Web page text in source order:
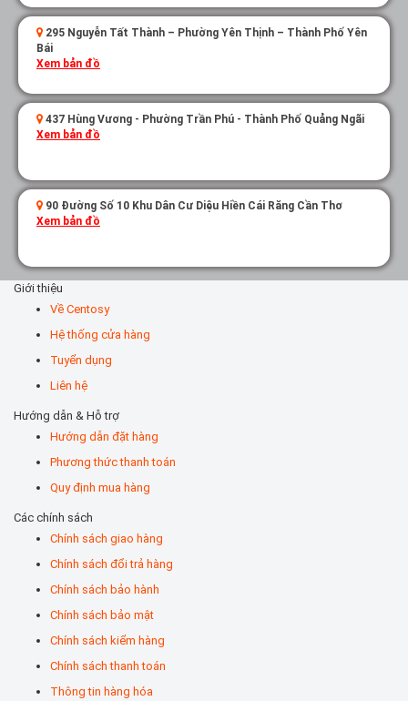
295 Nguyễn Tất Thành – Phường Yên Thịnh – Thành Phố Yên
Bái
Xem bản đồ
437 Hùng Vương - Phường Trần Phú - Thành Phố Quảng Ngãi
Xem bản đồ
90 Đường Số 10 Khu Dân Cư Diệu Hiền Cái Răng Cần Thơ
Xem bản đồ
Giới thiệu
Về Centosy
Hệ thống cửa hàng
Tuyển dụng
Liên hệ
Hướng dẫn & Hỗ trợ
Hướng dẫn đặt hàng
Phương thức thanh toán
Quy định mua hàng
Các chính sách
Chính sách giao hàng
Chính sách đổi trả hàng
Chính sách bảo hành
Chính sách bảo mật
Chính sách kiểm hàng
Chính sách thanh toán
Thông tin hàng hóa